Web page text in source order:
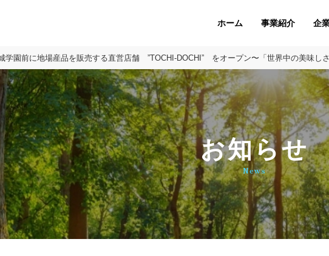
ホーム 事業紹介 企
学園前に地場産品を販売する直営店舗 ”TOCHI-DOCHI” をオープン〜「世界中の美味し
お知らせ
News